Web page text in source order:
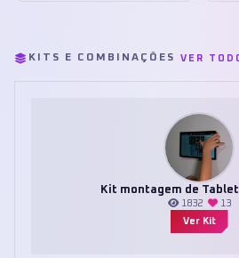
KITS E COMBINAÇÕES VER
Kit montagem de
1832
13
Ver Kit